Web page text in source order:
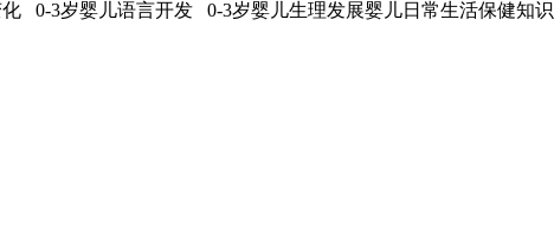
0-3岁婴儿语言开发 0-3岁婴儿生理发展婴儿日常生活保健知识